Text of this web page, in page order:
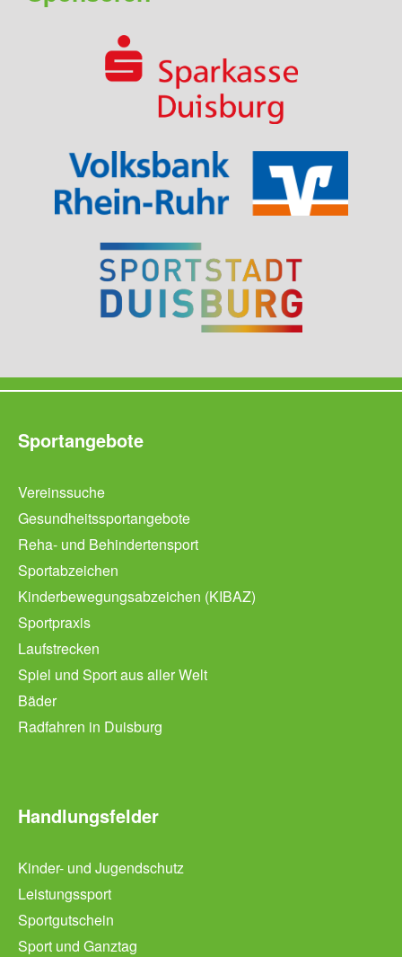
Sportangebote
Vereinssuche
Gesundheitssportangebote
Reha- und Behindertensport
Sportabzeichen
Kinderbewegungsabzeichen (KIBAZ)
Sportpraxis
Laufstrecken
Spiel und Sport aus aller Welt
Bäder
Radfahren in Duisburg
Handlungsfelder
Kinder- und Jugendschutz
Leistungssport
Sportgutschein
Sport und Ganztag